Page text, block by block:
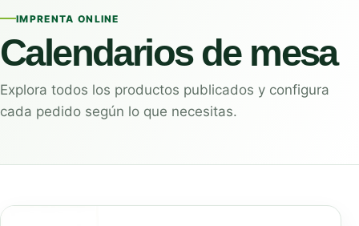
IMPRENTA ONLINE
Calendarios de mesa
Explora todos los productos publicados y configura
cada pedido según lo que necesitas.